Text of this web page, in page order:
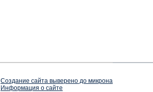
Создание сайта выверено до микрона
Информация о сайте